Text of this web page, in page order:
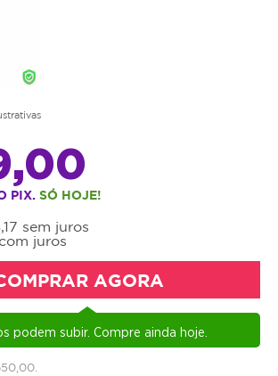
PIX. SÓ HOJE!
sem juros
juros
AGORA
podem subir. Compre ainda hoje.